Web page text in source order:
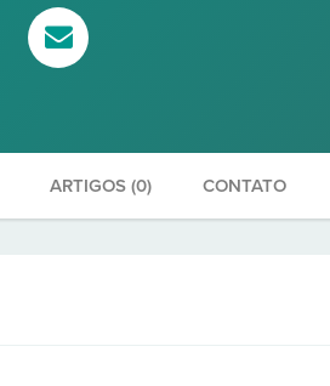
ARTIGOS (0) CONTATO